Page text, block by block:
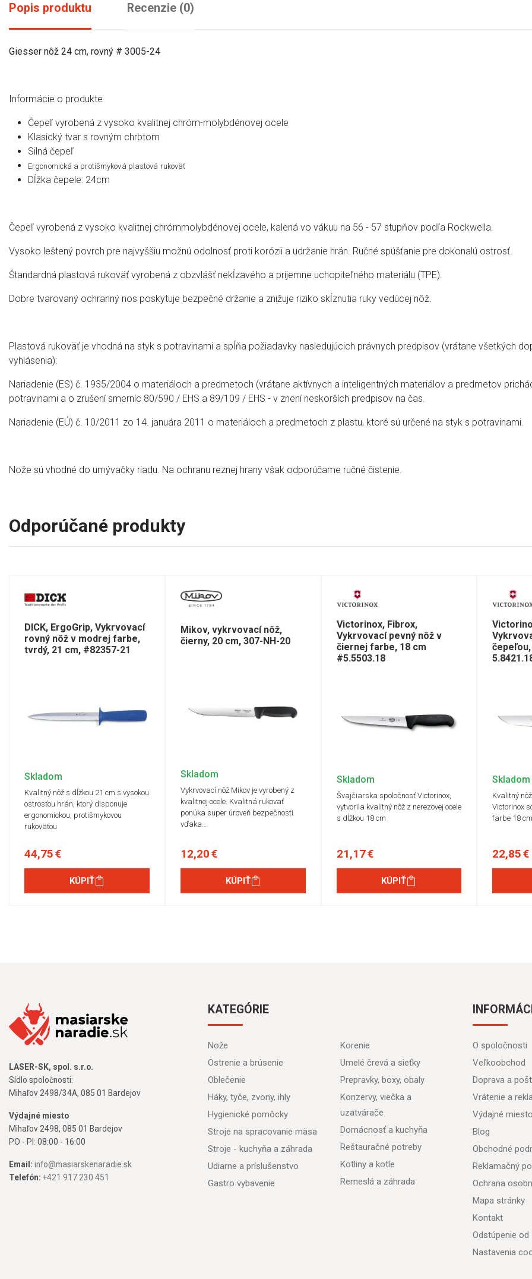
Popis produktu Recenzie (0)
Giesser nôž 24 cm, rovný # 3005-24
Informácie o produkte
Čepeľ vyrobená z vysoko kvalitnej chróm-molybdénovej ocele
Klasický tvar s rovným chrbtom
Silná čepeľ
Ergonomická a protišmyková plastová rukoväť
Dĺžka čepele: 24cm
Čepeľ vyrobená z vysoko kvalitnej chrómmolybdénovej ocele, kalená vo vákuu na 56 - 57 stupňov podľa Rockwella.
Vysoko leštený povrch pre najvyššiu možnú odolnosť proti korózii a udržanie hrán. Ručné spúšťanie pre dokonalú ostrosť.
Štandardná plastová rukoväť vyrobená z obzvlášť nekĺzavého a príjemne uchopiteľného materiálu (TPE).
Dobre tvarovaný ochranný nos poskytuje bezpečné držanie a znižuje riziko skĺznutia ruky vedúcej nôž.
Plastová rukoväť je vhodná na styk s potravinami a spĺňa požiadavky nasledujúcich právnych predpisov (vrátane všetkých
vyhlásenia):
Nariadenie (ES) č. 1935/2004 o materiáloch a predmetoch (vrátane aktívnych a inteligentných materiálov a predmetov
potravinami a o zrušení smerníc 80/590 / EHS a 89/109 / EHS - v znení neskorších predpisov na čas.
Nariadenie (EÚ) č. 10/2011 zo 14. januára 2011 o materiáloch a predmetoch z plastu, ktoré sú určené na styk s potravinami.
Nože sú vhodné do umývačky riadu. Na ochranu reznej hrany však odporúčame ručné čistenie.
Odporúčané produkty
DICK, ErgoGrip, Vykrvovací
rovný nôž v modrej farbe,
tvrdý, 21 cm, #82357-21
Skladom
Kvalitný nôž s dĺžkou 21 cm s vysokou
ostrosťou hrán, ktorý disponuje
ergonomickou, protišmykovou
rukoväťou
44,75 €
KÚPIŤ
Mikov, vykrvovací nôž,
čierny, 20 cm, 307-NH-20
Skladom
Vykrvovací nôž Mikov je vyrobený z
kvalitnej ocele. Kvalitná rukoväť
ponúka super úroveň bezpečnosti
vďaka…
12,20 €
KÚPIŤ
Victorinox, Fibrox,
Vykrvovací pevný nôž v
čiernej farbe, 18 cm
#5.5503.18
Skladom
Švajčiarska spoločnosť Victorinox,
vytvorila kvalitný nôž z nerezovej ocele
s dĺžkou 18 cm
21,17 €
KÚPIŤ
Skladom
Kvalitný
Victorinox
farbe 18
22,85 €
LASER-SK, spol. s.r.o.
Sídlo spoločnosti:
Mihaľov 2498/34A, 085 01 Bardejov
Výdajné miesto
Mihaľov 2498, 085 01 Bardejov
PO - PI: 08:00 - 16:00
Email: info@masiarskenaradie.sk
Telefón: +421 917 230 451
KATEGÓRIE
Nože
Ostrenie a brúsenie
Oblečenie
Háky, tyče, zvony, ihly
Hygienické pomôcky
Stroje na spracovanie mäsa
Stroje - kuchyňa a záhrada
Udiarne a príslušenstvo
Gastro vybavenie
Korenie
Umelé črevá a sieťky
Prepravky, boxy, obaly
Konzervy, viečka a
uzatvárače
Domácnosť a kuchyňa
Reštauračné potreby
Kotliny a kotle
Remeslá a záhrada
O spoločnosti
Veľkoobchod
Doprava a
Vrátenie a
Výdajné
Blog
Obchodné
Reklamačný
Ochrana
Mapa stránky
Kontakt
Odstúpenie od
Nastavenia